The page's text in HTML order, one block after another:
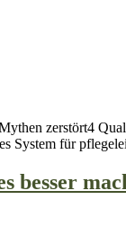
zerstört4
System für
besser